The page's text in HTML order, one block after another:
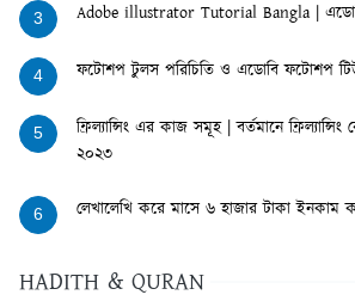
3 Adobe illustrator Tutorial Bangla |
4 ফটোশপ টুলস পরিচিতি ও এডোবি ফটোশপ
5
ফ্রিল্যান্সিং এর কাজ সমূহ | বর্তমানে
২০২৩
6 লেখালেখি করে মাসে ৬ হাজার টাকা ইনকাম
HADITH & QURAN